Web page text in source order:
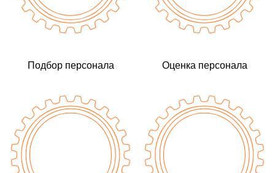
Подбор персонала Оценка персонала